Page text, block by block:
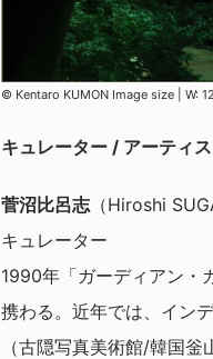
© Kentaro KUMON Image size | W:
キュレーター / アーティ
菅沼比呂志（Hiroshi
キュレーター
1990年「ガーディアン・
携わる。近年では、イン
（古隠写真美術館/韓国